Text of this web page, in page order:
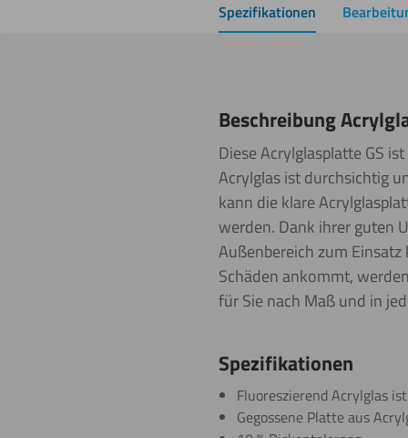
Spezifikationen
Beschreibung
Diese Acrylglasplatte GS
Acrylglas ist durchsichtig
kann die klare
werden. Dank ihrer guten
Außenbereich zum
Schäden ankommt,
für Sie nach Maß und in
Spezifikationen
Fluoreszierend Acrylglas
Gegossene Platte aus